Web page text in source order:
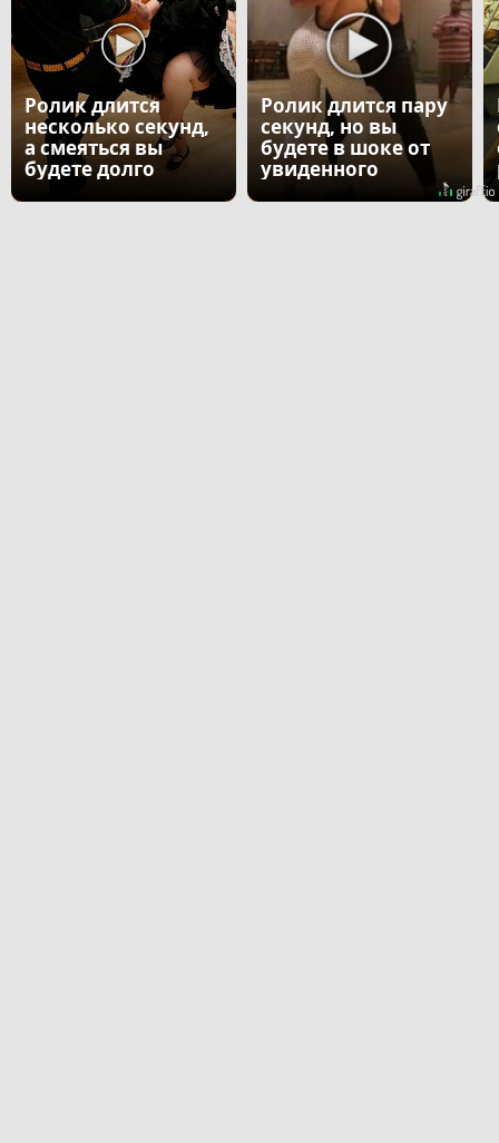
Ролик длится
несколько секунд,
а смеяться вы
будете долго
Ролик длится пару
секунд, но вы
будете в шоке от
увиденного